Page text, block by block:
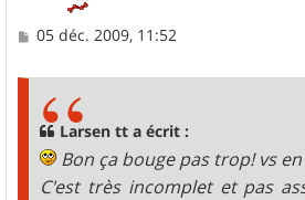
M
05 déc. 2009, 11:52
Larsen tt a écrit :
Bon ça bouge pas trop! vs
C'est très incomplet et pas